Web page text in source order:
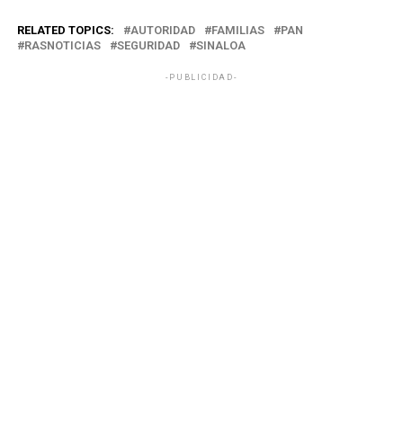
RELATED TOPICS: AUTORIDAD FAMILIAS
PAN
RASNOTICIAS
SEGURIDAD SINALOA
-PUBLICIDAD-